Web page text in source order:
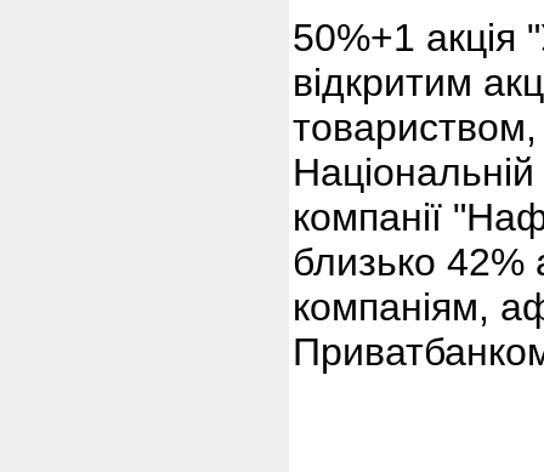
50%+1
відкритим
Національній
компанії
близько 42%
компаніям,